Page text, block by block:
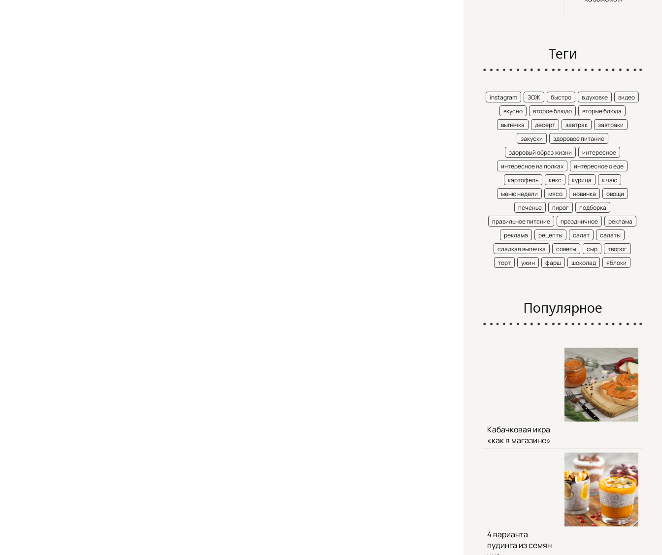
Теги
instagram ЗОЖ быстро в духовке
видео
вкусно
второе блюдо
вторые блюда
выпечка
десерт завтрак
завтраки
закуски
здоровое питание
здоровый образ жизни
интересное
интересное на полках
интересное о еде
картофель
кекс курица
к чаю
меню недели
мясо новинка
овощи
печенье
пирог
подборка
правильное питание
праздничное
реклама
реклама
рецепты салат
салаты
сладкая выпечка
советы сыр
творог
торт
ужин фарш шоколад яблоки
Популярное
Кабачковая икра
«как в магазине»
4 варианта
пудинга из семян